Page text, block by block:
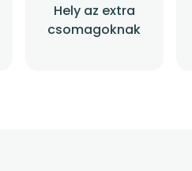
Hely az extra
csomagoknak